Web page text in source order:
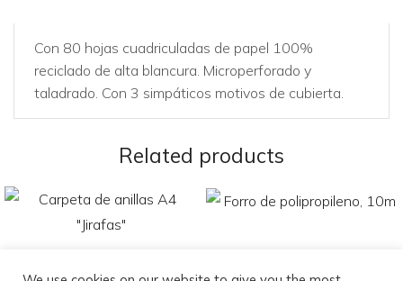
Con 80 hojas cuadriculadas de papel 100%
reciclado de alta blancura. Microperforado y
taladrado. Con 3 simpáticos motivos de cubierta.
Related products